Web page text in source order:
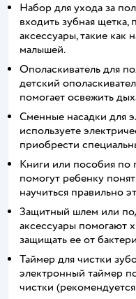
Набор для ухода за
входить зубная щетка,
аксессуары, такие как
малышей.
Ополаскиватель для
детский
помогает освежить
Сменные насадки для
используете
приобрести
Книги или пособия по
помогут ребенку
научиться правильно
Защитный шлем или
аксессуары помогают
защищать ее от
Таймер для чистки
электронный таймер
чистки